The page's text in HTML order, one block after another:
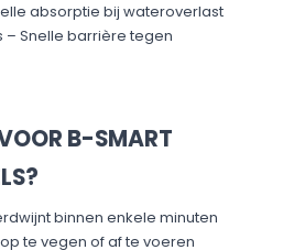
absorptie bij wateroverlast
Snelle barrière tegen
B-SMART
binnen enkele minuten
te vegen of af te voeren